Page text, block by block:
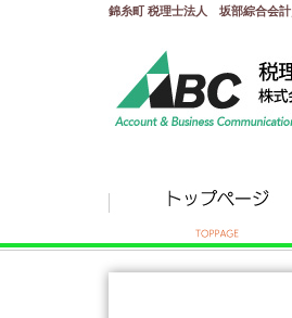
錦糸町 税理士法人 坂部綜合会